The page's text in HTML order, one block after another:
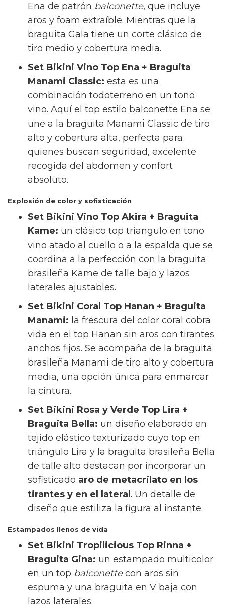
Ena de patrón balconette, que incluye
aros y foam extraíble. Mientras que la
braguita Gala tiene un corte clásico de
tiro medio y cobertura media.
Set Bikini Vino Top Ena + Braguita
Manami Classic: esta es una
combinación todoterreno en un tono
vino. Aquí el top estilo balconette Ena se
une a la braguita Manami Classic de tiro
alto y cobertura alta, perfecta para
quienes buscan seguridad, excelente
recogida del abdomen y confort
absoluto.
Explosión de color y sofisticación
Set Bikini Vino Top Akira + Braguita
Kame: un clásico top triangulo en tono
vino atado al cuello o a la espalda que se
coordina a la perfección con la braguita
brasileña Kame de talle bajo y lazos
laterales ajustables.
Set Bikini Coral Top Hanan + Braguita
Manami: la frescura del color coral cobra
vida en el top Hanan sin aros con tirantes
anchos fijos. Se acompaña de la braguita
brasileña Manami de tiro alto y cobertura
media, una opción única para enmarcar
la cintura.
Set Bikini Rosa y Verde Top Lira +
Braguita Bella: un diseño elaborado en
tejido elástico texturizado cuyo top en
triángulo Lira y la braguita brasileña Bella
de talle alto destacan por incorporar un
sofisticado aro de metacrilato en los
tirantes y en el lateral . Un detalle de
diseño que estiliza la figura al instante.
Estampados llenos de vida
Set Bikini Tropilicious Top Rinna +
Braguita Gina: un estampado multicolor
en un top balconettecon aros sin
espuma y una braguita en V baja con
lazos laterales.